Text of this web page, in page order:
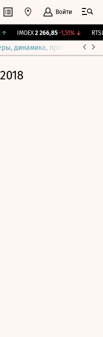
Войти
IMOEX 2 266,85 -1,51% ↓ RTSI
динамика, прогнозы